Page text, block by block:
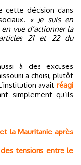
cette décision dans
« Je suis en
vue d’actionner la
21 et 22 du
à des excuses
a choisi, plutôt
avait réagi
simplement qu’ils
la Mauritanie après
tensions entre le